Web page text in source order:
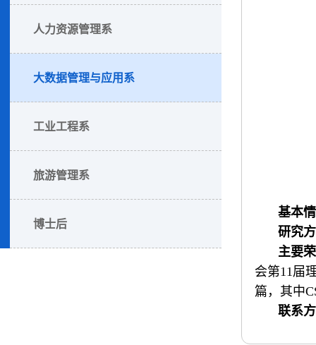
人力资源管理系
大数据管理与应用系
工业工程系
旅游管理系
博士后
基本
研究
主要
会第11届
篇，其中
联系